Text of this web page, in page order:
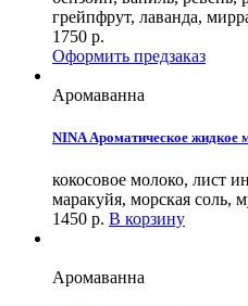
грейпфрут, лаванда,
1750 р.
Оформить предзаказ
Аромаванна
NINA Ароматическое жидкое
кокосовое молоко, лист
маракуйя, морская соль,
1450 р. В корзину
Аромаванна